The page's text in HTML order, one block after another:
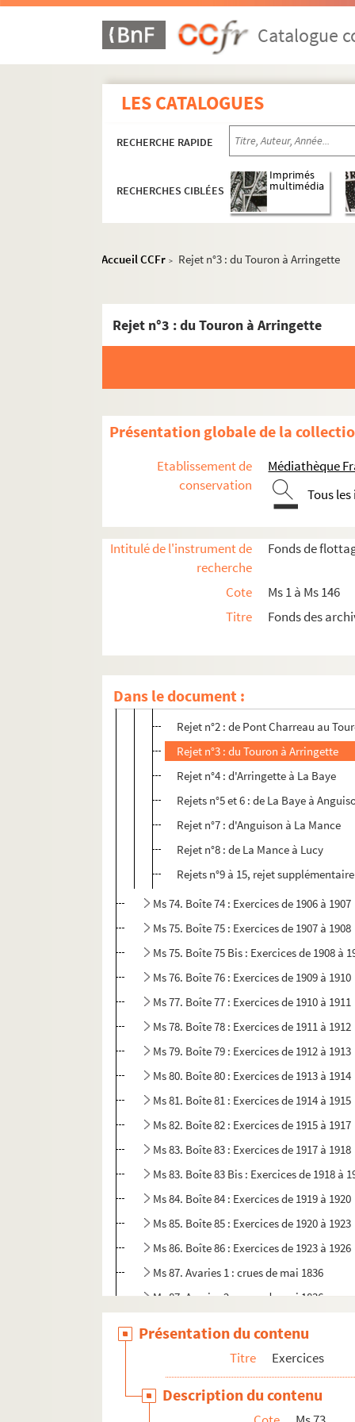
Catalogue
LES CATALOGUES
RECHERCHE RAPIDE
RECHERCHES CIBLÉES
Imprimés
multimédia
Accueil CCFr > Rejet n°3 : du Touron à Arringette
Rejet n°3 : du Touron à Arringette
Présentation globale de la
Etablissement de
conservation
Médiathèque
Tous
Intitulé de l'instrument de
recherche
Fonds de
Cote
Ms 1 à Ms 146
Titre
Fonds des
Dans le document :
Ms 56. Boîte 56 Bis : Exercices de 1887 à
Ms 57. Boîte 57 : Exercices de 1888 à 1889
Ms 58. Boîte 58 : Exercices de 1889 à 1890
Ms 60. Boîte 60 : Exercices de 1891 à 1892
Ms 61. Boîte 61 : Exercices de 1892 à 1893
Ms 62. Boîte 62 : Exercices de 1893 à 1894
Ms 63. Boîte 63 : Exercices de 1894 à 1895
Ms 64. Boîte 64 : Exercices de 1895 à 1896
Ms 65. Boîte 65 : Exercices de 1896 à 1897
Ms 69. Boîte 69 : Exercices de 1900 à 1901
Ms 70. Boîte 70 : Exercices de 1901 à 1902
Répartition des quantités par rejets et
Recettes de la mise en état du flot à
Comptes Généraux à Paris
Comptes des entrepreneurs sur les
Affiches du flottage sur Arleuf et
Désignation de Moret comme
Réparation du gautier de Trois-Quartes
Rejets de 1 à 15 et supplémentaires
Rejet n°1 : de Pont d'Yonne à Pont
Rejet n°2 : de Pont Charreau au
Rejet n°3 : du Touron à Arringette
Rejet n°4 : d'Arringette à La Baye
Rejets n°5 et 6 : de La Baye à
Rejet n°7 : d'Anguison à La Mance
Rejet n°8 : de La Mance à Lucy
Rejets n°9 à 15, rejet
Ms 74. Boîte 74 : Exercices de 1906 à 1907
Ms 75. Boîte 75 : Exercices de 1907 à 1908
Ms 75. Boîte 75 Bis : Exercices de 1908 à
Ms 76. Boîte 76 : Exercices de 1909 à 1910
Ms 77. Boîte 77 : Exercices de 1910 à 1911
Ms 78. Boîte 78 : Exercices de 1911 à 1912
Ms 79. Boîte 79 : Exercices de 1912 à 1913
Ms 80. Boîte 80 : Exercices de 1913 à 1914
Ms 81. Boîte 81 : Exercices de 1914 à 1915
Ms 82. Boîte 82 : Exercices de 1915 à 1917
Ms 83. Boîte 83 : Exercices de 1917 à 1918
Ms 83. Boîte 83 Bis : Exercices de 1918 à
Ms 84. Boîte 84 : Exercices de 1919 à 1920
Ms 85. Boîte 85 : Exercices de 1920 à 1923
Ms 86. Boîte 86 : Exercices de 1923 à 1926
Ms 87. Avaries 1 : crues de mai 1836
Ms 87. Avaries 2 : crues de mai 1836
Ms 88. Petites Rivières 2 : de 1834 à 1845
Présentation du contenu
Titre Exercices
Description du contenu